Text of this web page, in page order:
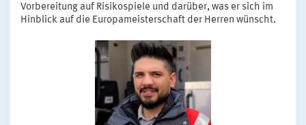
Vorbereitung auf Risikospiele und darüber, was er sich im
Hinblick auf die Europameisterschaft der Herren wünscht.